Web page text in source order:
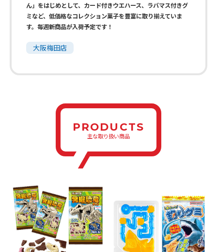
ん」をはじめとして、カード付きウエハース、ラバマス付きグ
ミなど、低価格なコレクション菓子を豊富に取り揃えていま
す。毎週新商品が入荷予定です！
大阪梅田店
PRODUCTS
主な取り扱い商品